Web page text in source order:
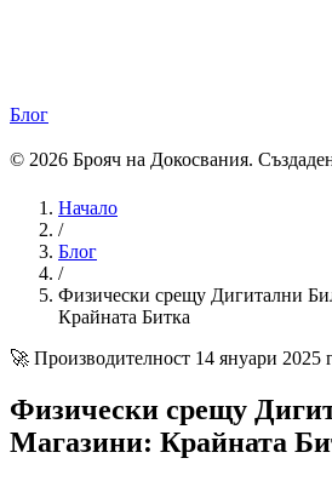
Блог
© 2026 Брояч на Докосвания.
Начало
/
Блог
/
Физически срещу Дигитални
Крайната Битка
🚀 Производителност 14 януари 2025
Физически срещу
Магазини: Крайната